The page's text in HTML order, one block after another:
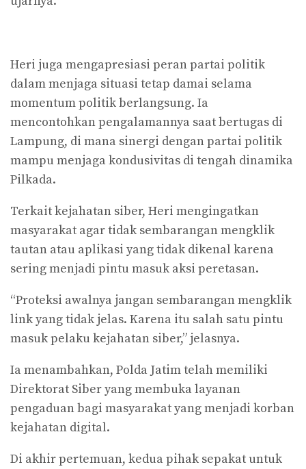
Heri juga mengapresiasi peran partai politik
dalam menjaga situasi tetap damai selama
momentum politik berlangsung. Ia
mencontohkan pengalamannya saat bertugas di
Lampung, di mana sinergi dengan partai politik
mampu menjaga kondusivitas di tengah dinamika
Pilkada.
Terkait kejahatan siber, Heri mengingatkan
masyarakat agar tidak sembarangan mengklik
tautan atau aplikasi yang tidak dikenal karena
sering menjadi pintu masuk aksi peretasan.
“Proteksi awalnya jangan sembarangan mengklik
link yang tidak jelas. Karena itu salah satu pintu
masuk pelaku kejahatan siber,” jelasnya.
Ia menambahkan, Polda Jatim telah memiliki
Direktorat Siber yang membuka layanan
pengaduan bagi masyarakat yang menjadi korban
kejahatan digital.
Di akhir pertemuan, kedua pihak sepakat untuk